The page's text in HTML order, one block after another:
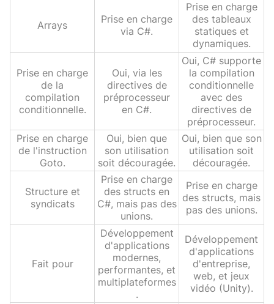
Arrays
Prise en charge
via C#.
Prise en charge
des tableaux
statiques et
dynamiques.
Prise en charge
de la
compilation
conditionnelle.
Oui, via les
directives de
préprocesseur
en C#.
Oui, C# supporte
la compilation
conditionnelle
avec des
directives de
préprocesseur.
Prise en charge
de l'instruction
Goto.
Oui, bien que
son utilisation
soit découragée.
Oui, bien que son
utilisation soit
découragée.
Structure et
syndicats
Prise en charge
des structs en
C#, mais pas des
unions.
Prise en charge
des structs, mais
pas des unions.
Fait pour
Développement
d'applications
modernes,
performantes, et
multiplateformes
.
Développement
d'applications
d'entreprise,
web, et jeux
vidéo (Unity).